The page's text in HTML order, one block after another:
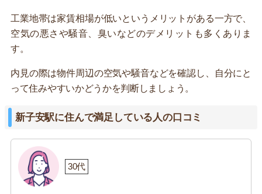
工業地帯は家賃相場が低いというメリットがある一方で、
空気の悪さや騒音、臭いなどのデメリットも多くありま
す。
内見の際は物件周辺の空気や騒音などを確認し、自分にと
って住みやすいかどうかを判断しましょう。
新子安駅に住んで満足している人の口コミ
30代